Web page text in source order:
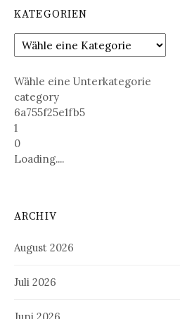
KATEGORIEN
Wähle eine Unterkategorie
category
6a755f25e1fb5
1
0
Loading....
ARCHIV
August 2026
Juli 2026